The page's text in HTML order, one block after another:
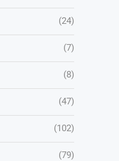
(24)
(7)
(8)
(47)
(102)
(79)